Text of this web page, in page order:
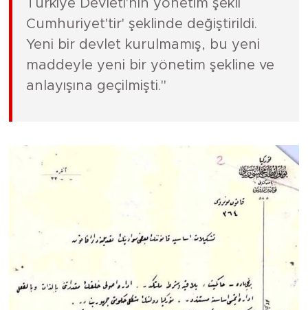
Türkiye Devleti'nin yönetim şekli
Cumhuriyet'tir' şeklinde değiştirildi.
Yeni bir devlet kurulmamış, bu yeni
maddeyle yeni bir yönetim şekline ve
anlayışına geçilmişti."